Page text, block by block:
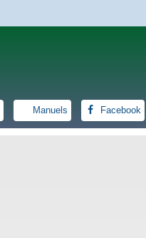
Manuels Facebook